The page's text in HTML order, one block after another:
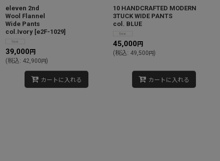
eleven 2nd
Wool Flannel
Wide Pants
col.Ivory [e2F-1029]
39,000 円
(税込: 42,900円)
カートに入れる
10 HANDCRAFTED MODERN
3TUCK WIDE PANTS
col. BLUE
45,000 円
(税込: 49,500円)
カートに入れる